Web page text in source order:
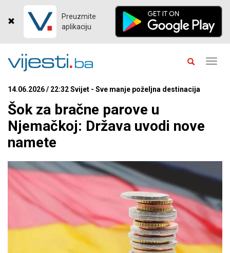
Preuzmite
aplikaciju
14.06.2026 / 22:32 Svijet - Sve manje poželjna destinacija
Šok za bračne parove u
Njemačkoj: Država uvodi nove
namete